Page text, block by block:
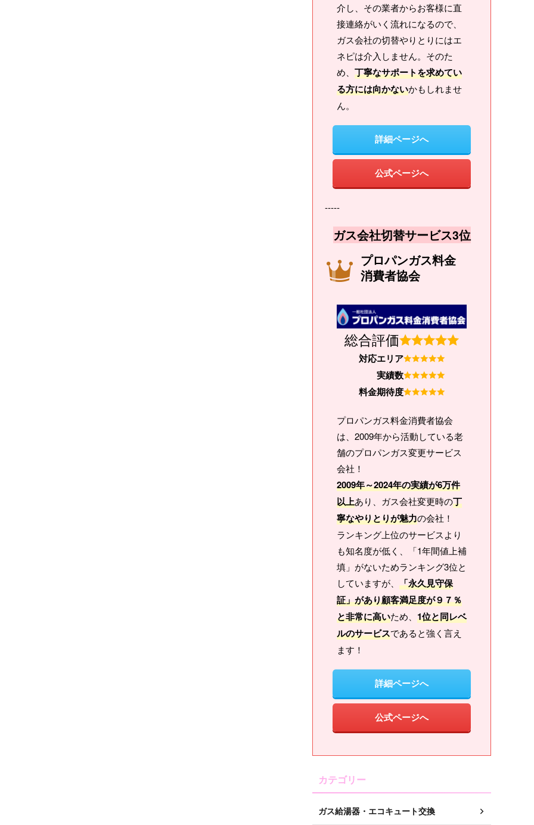
介し、その業者からお客様に直
接連絡がいく流れになるので、
ガス会社の切替やりとりにはエ
ネピは介入しません。そのた
め、 丁寧なサポートを求めてい
る方には向かないかもしれませ
ん。
詳細ページへ
公式ページへ
-----
ガス会社切替サービス3位
プロパンガス料金
消費者協会
総合評価
対応エリア
実績数
料金期待度
プロパンガス料金消費者協会
は、2009年から活動している老
舗のプロパンガス変更サービス
会社！
2009年～2024年の実績が6万件
以上あり、ガス会社変更時の丁
寧なやりとりが魅力の会社！
ランキング上位のサービスより
も知名度が低く、「1年間値上補
填」がないためランキング3位と
していますが、 「永久見守保
証」があり顧客満足度が９７％
と非常に高いため、 1位と同レベ
ルのサービスであると強く言え
ます！
詳細ページへ
公式ページへ
カテゴリー
ガス給湯器・エコキュート交換